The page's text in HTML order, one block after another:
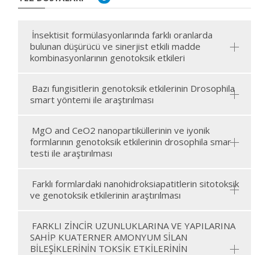
İnsektisit formülasyonlarında farklı oranlarda
bulunan düşürücü ve sinerjist etkili madde
kombinasyonlarının genotoksik etkileri
Bazı fungisitlerin genotoksik etkilerinin Drosophila
smart yöntemi ile araştırılması
MgO and CeO2 nanopartiküllerinin ve iyonik
formlarının genotoksik etkilerinin drosophila smar
testi ile araştırılması
Farklı formlardaki nanohidroksiapatitlerin sitotoksik
ve genotoksik etkilerinin araştırılması
FARKLI ZİNCİR UZUNLUKLARINA VE YAPILARINA
SAHİP KUATERNER AMONYUM SİLAN
BİLEŞİKLERİNİN TOKSİK ETKİLERİNİN